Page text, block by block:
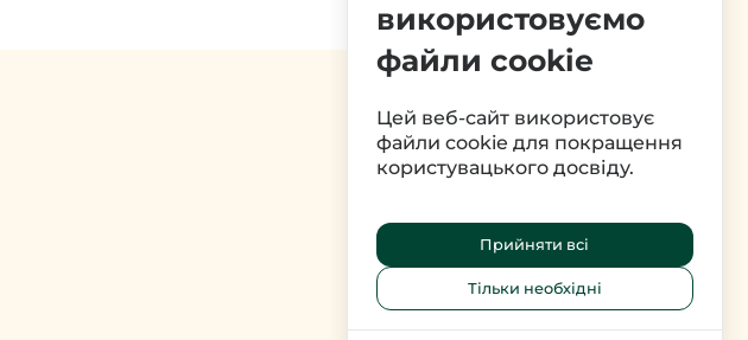
використовуємо
файли cookie
Цей веб-сайт використовує
файли cookie для покращення
користувацького досвіду.
Прийняти всі
Тільки необхідні